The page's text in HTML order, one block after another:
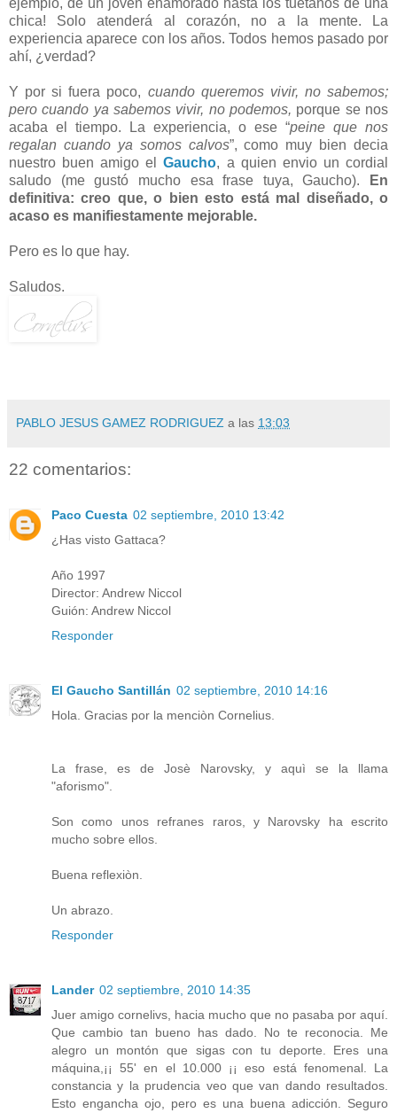
chica! Solo atenderá al corazón, no a la mente. La
experiencia aparece con los años. Todos hemos pasado por
ahí, ¿verdad?
Y por si fuera poco, cuando queremos vivir, no sabemos;
pero cuando ya sabemos vivir, no podemos, porque se nos
acaba el tiempo. La experiencia, o ese “peine que nos
regalan cuando ya somos calvos”, como muy bien decia
nuestro buen amigo elGaucho, a quien envio un cordial
saludo (me gustó mucho esa frase tuya, Gaucho).
En
definitiva: creo que, o bien esto está mal diseñado, o
acaso es manifiestamente mejorable.
Pero es lo que hay.
Saludos.
PABLO JESUS GAMEZ RODRIGUEZ a las 13:03
22 comentarios:
Paco Cuesta 02 septiembre, 2010 13:42
¿Has visto Gattaca?
Año 1997
Director: Andrew Niccol
Guión: Andrew Niccol
Responder
El Gaucho Santillán 02 septiembre, 2010 14:16
Hola. Gracias por la menciòn Cornelius.
La frase, es de Josè Narovsky, y aquì se la llama
"aforismo".
Son como unos refranes raros, y Narovsky ha escrito
mucho sobre ellos.
Buena reflexiòn.
Un abrazo.
Responder
Lander 02 septiembre, 2010 14:35
Juer amigo cornelivs, hacia mucho que no pasaba por aquí.
Que cambio tan bueno has dado. No te reconocia. Me
alegro un montón que sigas con tu deporte. Eres una
máquina,¡¡ 55' en el 10.000 ¡¡ eso está fenomenal. La
constancia y la prudencia veo que van dando resultados.
Esto engancha ojo, pero es una buena adicción. Seguro